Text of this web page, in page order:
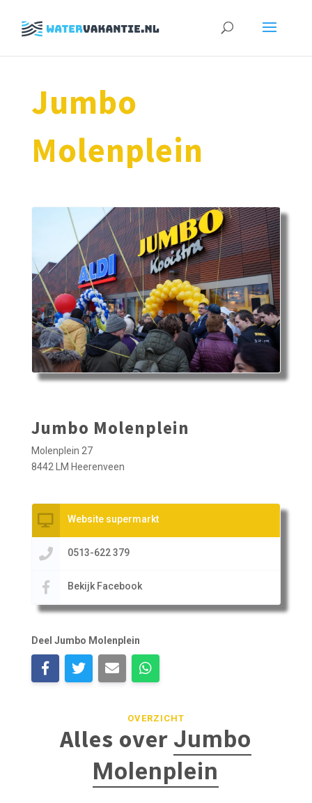
Zoeken
Jumbo
Molenplein
Jumbo Molenplein
Molenplein 27
8442 LM Heerenveen
Website supermarkt
0513-622 379
Bekijk Facebook
Deel Jumbo Molenplein
OVERZICHT
Alles over Jumbo
Molenplein